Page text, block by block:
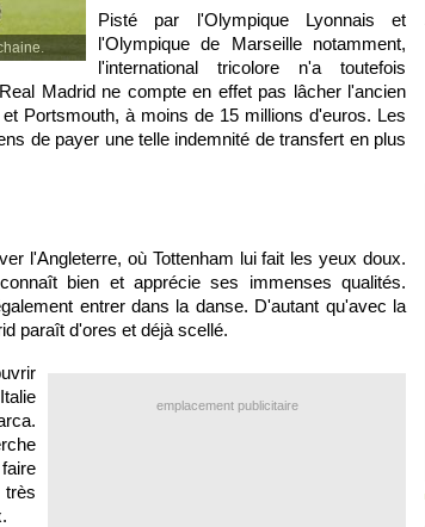
Pisté par l'Olympique Lyonnais et
l'Olympique de Marseillenotamment,
l'international tricolore n'a toutefois
Madrid ne compte en effet pas lâcher l'ancien
Portsmouth, à moins de 15 millions d'euros. Les
de payer une telle indemnité de transfert en plus
l'Angleterre, où Tottenham lui fait les yeux doux.
bien et apprécie ses immenses qualités.
entrer dans la danse. D'autant qu'avec la
paraît d'ores et déjà scellé.
emplacement publicitaire